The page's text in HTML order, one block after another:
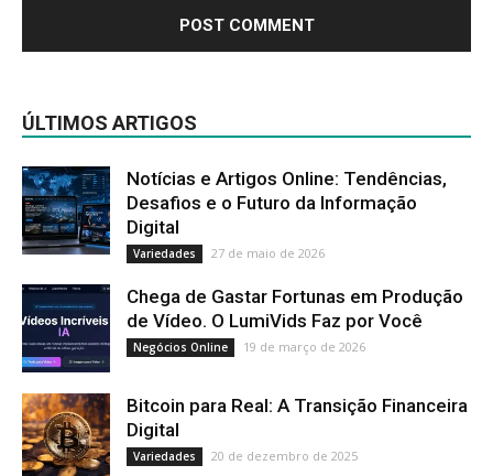
ÚLTIMOS ARTIGOS
Notícias e Artigos Online: Tendências,
Desafios e o Futuro da Informação
Digital
Variedades 27 de maio de 2026
Chega de Gastar Fortunas em Produção
de Vídeo. O LumiVids Faz por Você
Negócios Online 19 de março de 2026
Bitcoin para Real: A Transição Financeira
Digital
Variedades 20 de dezembro de 2025